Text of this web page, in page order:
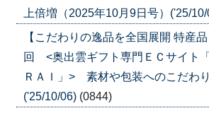
上倍増（2025年10月9日号）('25/
【こだわりの逸品を全国展開 特産
回 <奥出雲ギフト専門ＥＣサイト
ＲＡＩ」> 素材や包装へのこだわ
('25/10/06) (0844)